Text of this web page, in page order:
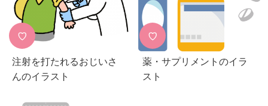
♡
注射を打たれるおじいさ
んのイラスト
♡
薬・サプリメントのイラ
スト